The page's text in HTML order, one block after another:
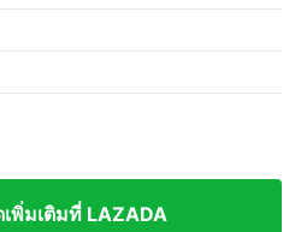
เพิ่มเติมที่ LAZADA